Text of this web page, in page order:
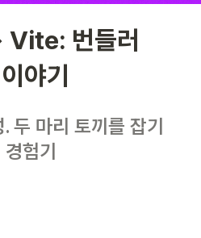
번들러
야기
두 마리 토끼를 잡기
험기